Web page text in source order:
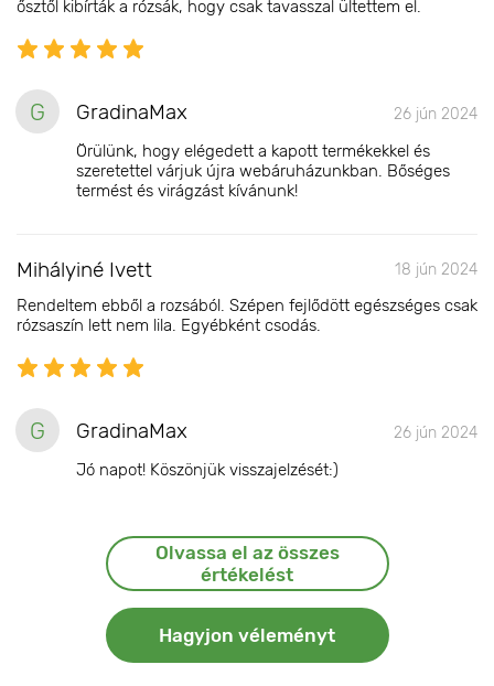
ősztől kibírták a rózsák, hogy csak tavasszal ültettem el.
G GradinaMax 26 jún 2024
Örülünk, hogy elégedett a kapott termékekkel és
szeretettel várjuk újra webáruházunkban. Bőséges
termést és virágzást kívánunk!
Mihályiné Ivett 18 jún 2024
Rendeltem ebből a rozsából. Szépen fejlődött egészséges csak
rózsaszín lett nem lila. Egyébként csodás.
G GradinaMax 26 jún 2024
Jó napot! Köszönjük visszajelzését:)
Olvassa el az összes
értékelést
Hagyjon véleményt